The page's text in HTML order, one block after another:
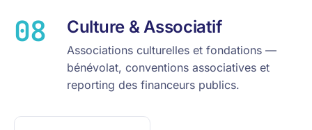
08 Culture & Associatif
Associations culturelles et fondations —
bénévolat, conventions associatives et
reporting des financeurs publics.